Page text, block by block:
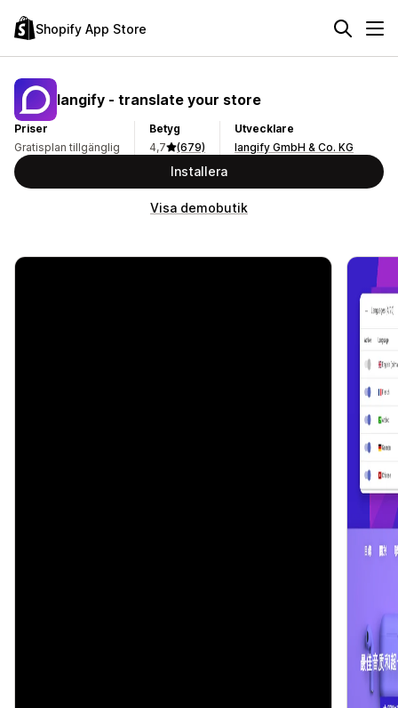
Shopify App Store
langify ‑ translate your store
Priser
Gratisplan tillgänglig
Betyg
4,7
(679)
Utvecklare
langify GmbH & Co. KG
Installera
Visa demobutik